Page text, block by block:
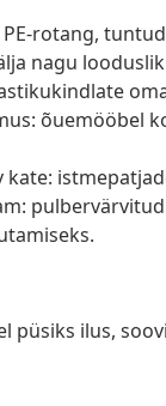
rotang,
nagu
õuemööbel
kate:
püsiks ilus,